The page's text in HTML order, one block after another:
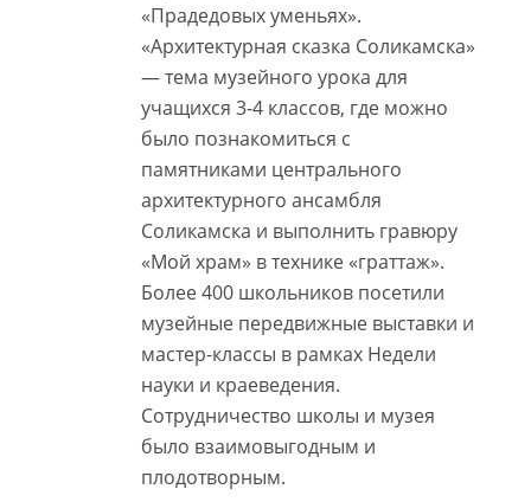
«Прадедовых уменьях».
«Архитектурная сказка Соликамска»
— тема музейного урока для
учащихся 3-4 классов, где можно
было познакомиться с
памятниками центрального
архитектурного ансамбля
Соликамска и выполнить гравюру
«Мой храм» в технике «граттаж».
Более 400 школьников посетили
музейные передвижные выставки и
мастер-классы в рамках Недели
науки и краеведения.
Сотрудничество школы и музея
было взаимовыгодным и
плодотворным.